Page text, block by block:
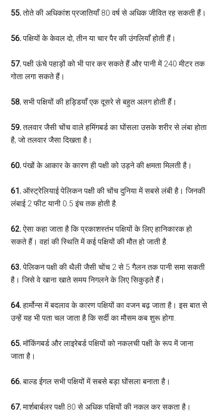
55.तोते की अधिकांश प्रजातियाँ 80 वर्ष से अधिक जीवित रह सकती हैं।
56.पक्षियों के केवल दो, तीन या चार पैर की उंगलियाँ होती हैं।
57.पक्षी ऊंचे पहाड़ों को भी पार कर सकते हैं और पानी में 240 मीटर तक
गोता लगा सकते हैं।
58.सभी पक्षियों की हड्डियाँ एक दूसरे से बहुत अलग होती हैं।
59.तलवार जैसी चोंच वाले हमिंगबर्ड का घोंसला उसके शरीर से लंबा होता
है, जो तलवार जैसा दिखता है।
60.पंखों के आकार के कारण ही पक्षी को उड़ने की क्षमता मिलती है।
61.ऑस्ट्रेलियाई पेलिकन पक्षी की चोंच दुनिया में सबसे लंबी है। जिनकी
लंबाई 2 फीट यानी 0.5 इंच तक होती है.
62.ऐसा कहा जाता है कि प्रकाशस्तंभ पक्षियों के लिए हानिकारक हो
सकते हैं। वहां की स्थिति में कई पक्षियों की मौत हो जाती है.
63.पेलिकन पक्षी की थैली जैसी चोंच 2 से 5 गैलन तक पानी समा सकती
है। जिसे वे खाना खाते समय निगलने के लिए सिकुड़ते हैं।
64.हार्मोन्स में बदलाव के कारण पक्षियों का वजन बढ़ जाता है। इस बात से
उन्हें यह भी पता चल जाता है कि सर्दी का मौसम कब शुरू होगा.
65.मॉकिंगबर्ड और लाइरेबर्ड पक्षियों को नकलची पक्षी के रूप में जाना
जाता है।
66.बाल्ड ईगल सभी पक्षियों में सबसे बड़ा घोंसला बनाता है।
67.मार्शबार्बलर पक्षी 80 से अधिक पक्षियों की नकल कर सकता है।